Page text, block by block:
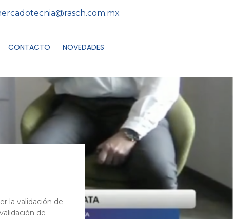
CONTACTO NOVEDADES
la validación de
de